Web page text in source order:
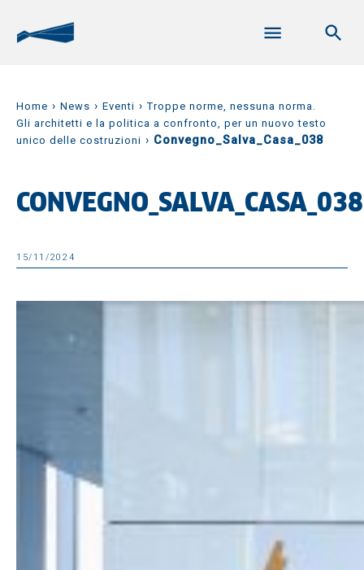
Home › News › Eventi ›Troppe norme, nessuna norma.
Gli architetti e la politica a confronto, per un nuovo testo
unico delle costruzioni › Convegno_Salva_Casa_038
CONVEGNO_SALVA_CASA_038
15/11/2024